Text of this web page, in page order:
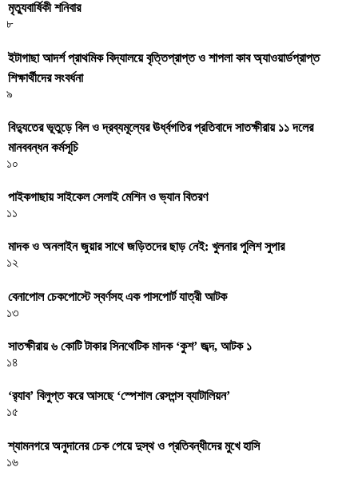
মৃত্যুবার্ষিকী শনিবার
৮
ইটাগাছা আদর্শ প্রাথমিক বিদ্যালয়ে বৃত্তিপ্রাপ্ত ও শাপলা কাব অ্যাওয়ার্ডপ্রাপ্ত
শিক্ষার্থীদের সংবর্ধনা
৯
বিদ্যুতের ভূতুড়ে বিল ও দ্রব্যমূল্যের ঊর্ধ্বগতির প্রতিবাদে সাতক্ষীরায় ১১ দলের
মানববন্ধন কর্মসূচি
১০
পাইকগাছায় সাইকেল সেলাই মেশিন ও ভ্যান বিতরণ
১১
মাদক ও অনলাইন জুয়ার সাথে জড়িতদের ছাড় নেই: খুলনার পুলিশ সুপার
১২
বেনাপোল চেকপোস্টে স্বর্ণসহ এক পাসপোর্ট যাত্রী আটক
১৩
সাতক্ষীরায় ৬ কোটি টাকার সিনথেটিক মাদক ‘কুশ’ জব্দ, আটক ১
১৪
‘র‌্যাব’ বিলুপ্ত করে আসছে ‘স্পেশাল রেসপন্স ব্যাটালিয়ন’
১৫
শ্যামনগরে অনুদানের চেক পেয়ে দুস্থ ও প্রতিবন্ধীদের মুখে হাসি
১৬